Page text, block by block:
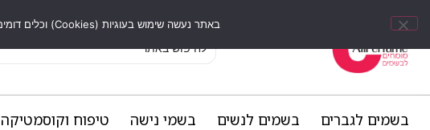
בשמים לגברים בשמים לנשים בשמי נישה
טיפוח וקוסמטיקה
באתר נעשה שימוש בעוגיות (Cookies) וכלים דומים לשיפור חוויית הגלישה, התאמת תוכן אישי וביצוע ניתוחים סטטיסטיים.